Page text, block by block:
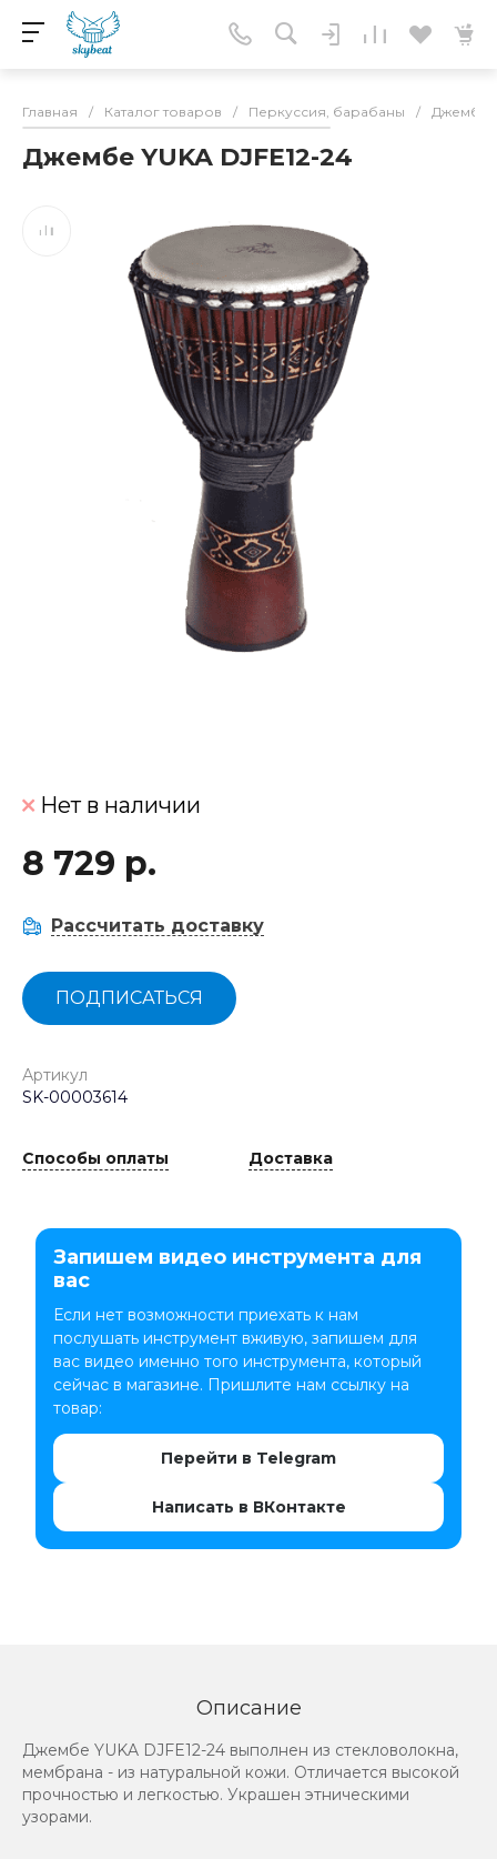
Главная / Каталог товаров / Перкуссия, барабаны / Джембе
Джембе YUKA DJFE12-24
Нет в наличии
8 729 р.
Рассчитать доставку
ПОДПИСАТЬСЯ
Артикул
SK-00003614
Способы оплаты Доставка
Запишем видео инструмента для
вас
Если нет возможности приехать к нам
послушать инструмент вживую, запишем для
вас видео именно того инструмента, который
сейчас в магазине. Пришлите нам ссылку на
товар:
Перейти в Telegram
Написать в ВКонтакте
Описание
Джембе YUKA DJFE12-24 выполнен из стекловолокна,
мембрана - из натуральной кожи. Отличается высокой
прочностью и легкостью. Украшен этническими
узорами.